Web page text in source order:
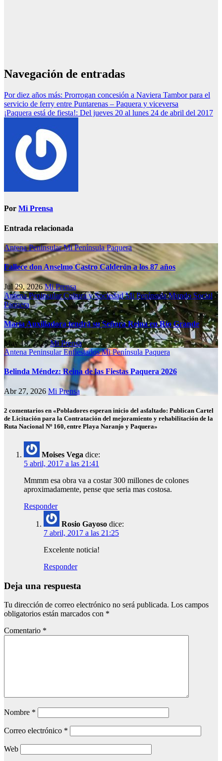
Navegación de entradas
Por diez años más: Prorrogan concesión a Naviera Tambor para el
servicio de ferry entre Puntarenas – Paquera y viceversa
¡Paquera está de fiesta!: Del jueves 20 al lunes 24 de abril del 2017
Por Mi Prensa
Entrada relacionada
Antena PeninsularMi PenínsulaPaquera
Fallece don Anselmo Castro Calderón a los 87 años
Jul 29, 2026Mi Prensa
Antena PeninsularCultura y SociedadMi PenínsulaMundo Social
Paquera
María Auxiliadora tendrá su Señora Reina en Río Grande
May 18, 2026Mi Prensa
Antena PeninsularEnfiestadosMi Península Paquera
Belinda Méndez: Reina de las Fiestas Paquera 2026
Abr 27, 2026 Mi Prensa
2 comentarios en «Pobladores esperan inicio del asfaltado: Publican Cartel
de Licitación para la Contratación del mejoramiento y rehabilitación de la
Ruta Nacional Nº 160, entre Playa Naranjo y Paquera»
Moises Vega dice:
5 abril, 2017 a las 21:41
Mmmm esa obra va a costar 300 millones de colones
aproximadamente, pense que seria mas costosa.
Responder
Rosio Gayoso dice:
7 abril, 2017 a las 21:25
Excelente noticia!
Responder
Deja una respuesta
Tu dirección de correo electrónico no será publicada. Los campos
obligatorios están marcados con *
Comentario *
Nombre *
Correo electrónico *
Web